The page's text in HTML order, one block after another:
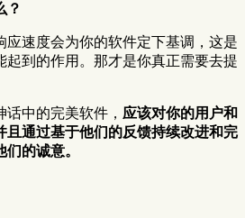
？
应速度会为你的软件定下基调，这是
起到的作用。那才是你真正需要去提
中的完美软件， 应该对你的用户和
且通过基于他们的反馈持续改进和完
的诚意。